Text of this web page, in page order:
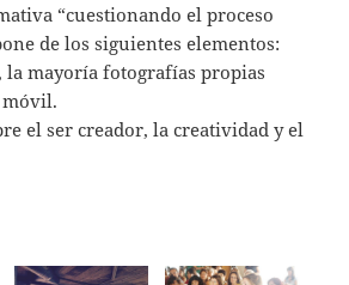
“cuestionando el proceso
de los siguientes elementos:
la mayoría fotografías propias
móvil.
el ser creador, la creatividad y el